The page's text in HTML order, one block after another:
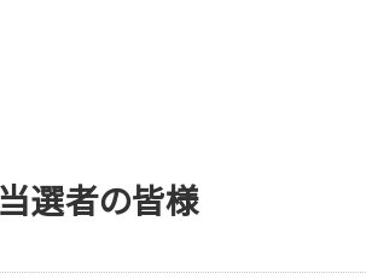
選者の皆様